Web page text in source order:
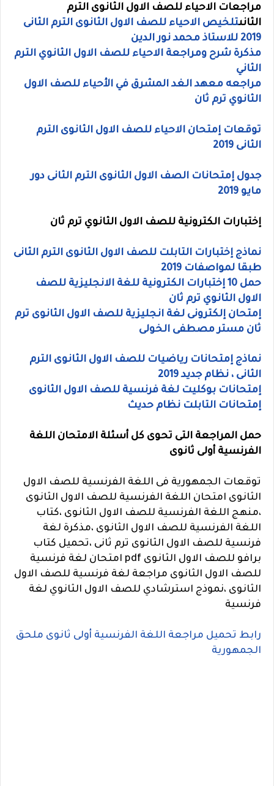
مراجعات الاحياء للصف الاول الثانوى الترم
الثانىتلخيص الاحياء للصف الاول الثانوى الترم الثانى
2019 للاستاذ محمد نور الدين
مذكرة شرح ومراجعة الاحياء للصف الاول الثانوي الترم
الثاني
مراجعه معهد الغد المشرق في الأحياء للصف الاول
الثانوي ترم ثان
توقعات إمتحان الاحياء للصف الاول الثانوى الترم
الثانى 2019
جدول إمتحانات الصف الاول الثانوى الترم الثانى دور
مايو 2019
إختبارات الكترونية للصف الاول الثانوي ترم ثان
نماذج إختبارات التابلت للصف الاول الثانوى الترم الثانى
طبقا لمواصفات 2019
حمل 10 إختبارات الكترونية للغة الانجليزية للصف
الاول الثانوي ترم ثان
إمتحان إلكترونى لغة انجليزية للصف الاول الثانوى ترم
ثان مستر مصطفى الخولى
نماذج إمتحانات رياضيات للصف الاول الثانوى الترم
الثانى ، نظام جديد 2019
إمتحانات بوكليت لغة فرنسية للصف الاول الثانوى
إمتحانات التابلت نظام حديث
حمل المراجعة التى تحوى كل أسئلة الامتحان اللغة
الفرنسية أولى ثانوى
توقعات الجمهورية فى اللغة الفرنسية للصف الاول
الثانوى امتحان اللغة الفرنسية للصف الاول الثانوى
،منهج اللغة الفرنسية للصف الاول الثانوى ،كتاب
اللغة الفرنسية للصف الاول الثانوى ،مذكرة لغة
فرنسية للصف الاول الثانوى ترم ثانى ،تحميل كتاب
برافو للصف الاول الثانوى pdf امتحان لغة فرنسية
للصف الاول الثانوى مراجعة لغة فرنسية للصف الاول
الثانوى ،نموذج استرشادي للصف الاول الثانوي لغة
فرنسية
رابط تحميل مراجعة اللغة الفرنسية أولى ثانوى ملحق
الجمهورية